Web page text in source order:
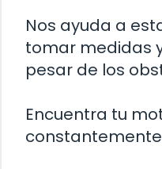
Nos ayuda a
tomar medidas
pesar de los
Encuentra tu